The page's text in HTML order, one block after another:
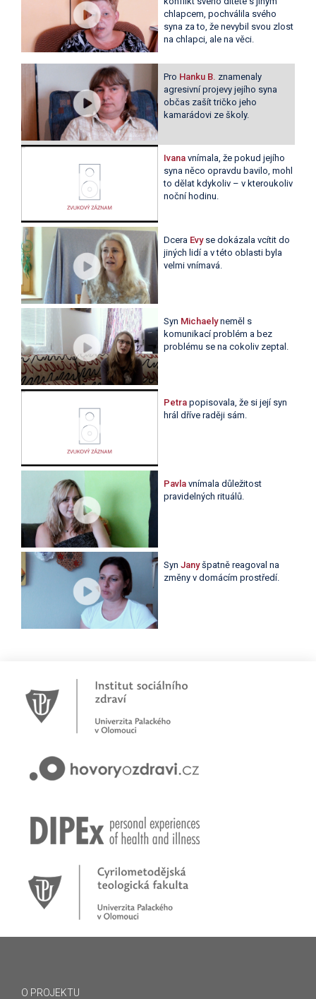
chlapcem, pochválila svého
syna za to, že nevybil svou zlost
na chlapci, ale na věci.
Pro Hanku B. znamenaly
agresivní projevy jejího syna
občas zašít tričko jeho
kamarádovi ze školy.
Ivana vnímala, že pokud jejího
syna něco opravdu bavilo, mohl
to dělat kdykoliv – v kteroukoliv
noční hodinu.
Dcera Evy se dokázala vcítit do
jiných lidí a v této oblasti byla
velmi vnímavá.
Syn Michaelyneměl s
komunikací problém a bez
problému se na cokoliv zeptal.
Petra popisovala, že si její syn
hrál dříve raději sám.
Pavla vnímala důležitost
pravidelných rituálů.
Syn Janyšpatně reagoval na
změny v domácím prostředí.
O PROJEKTU